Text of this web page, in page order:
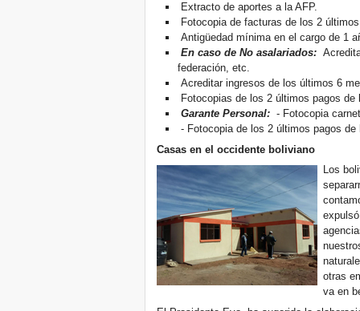
Extracto de aportes a la AFP.
Fotocopia de facturas de los 2
Antigüedad mínima en el cargo de 1
En caso de No asalariados:
federación, etc.
Acreditar ingresos de los últimos 6
Fotocopias de los 2 últimos pagos de
Garante Personal: - Fotocopia
- Fotocopia de los 2 últimos pagos de
Casas en el occidente boliviano
Los
otras
va en